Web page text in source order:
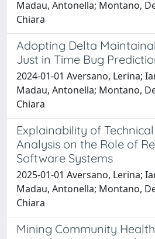
Madau, Antonella; Montano,
Chiara
Adopting Delta
Just in Time Bug
2024-01-01 Aversano, Lerina;
Madau, Antonella; Montano,
Chiara
Explainability of
Analysis on the Role of
Software Systems
2025-01-01 Aversano, Lerina;
Madau, Antonella; Montano,
Chiara
Mining Community